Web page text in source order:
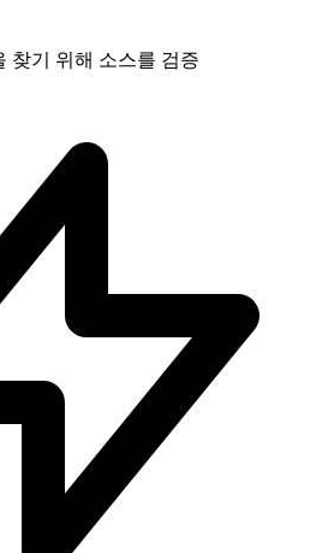
찾기 위해 소스를 검증